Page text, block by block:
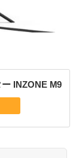
INZONE M9